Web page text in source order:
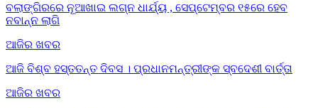
ବଲାଙ୍ଗିରରେ ନୂଆଖାଇ ଲଗ୍ନ ଧାର୍ଯ୍ୟ , ସେପ୍ଟେମ୍ବର ୧୫ରେ ହେବ
ନବାନ୍ନ ଲାଗି
ଆଜିର ଖବର
ଆଜି ବିଶ୍ବ ହସ୍ତତନ୍ତ ଦିବସ । ପ୍ରଧାନମନ୍ତ୍ରୀଙ୍କ ସ୍ବଦେଶୀ ବାର୍ତ୍ତା
ଆଜିର ଖବର